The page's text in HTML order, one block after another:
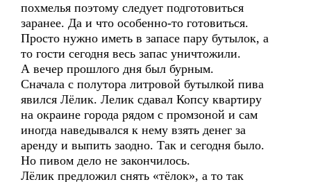
похмелья поэтому следует подготовиться
заранее. Да и что особенно-то готовиться.
Просто нужно иметь в запасе пару бутылок, а
то гости сегодня весь запас уничтожили.
А вечер прошлого дня был бурным.
Сначала с полутора литровой бутылкой пива
явился Лёлик. Лелик сдавал Копсу квартиру
на окраине города рядом с промзоной и сам
иногда наведывался к нему взять денег за
аренду и выпить заодно. Так и сегодня было.
Но пивом дело не закончилось.
Лёлик предложил снять «тёлок», а то так